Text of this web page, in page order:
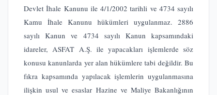
Devlet İhale Kanunu ile 4/1/2002 tarihli ve 4734 sayılı
Kamu İhale Kanunu hükümleri uygulanmaz. 2886
sayılı Kanun ve 4734 sayılı Kanun kapsamındaki
idareler, ASFAT A.Ş. ile yapacakları işlemlerde söz
konusu kanunlarda yer alan hükümlere tabi değildir. Bu
fıkra kapsamında yapılacak işlemlerin uygulanmasına
ilişkin usul ve esaslar Hazine ve Maliye Bakanlığının